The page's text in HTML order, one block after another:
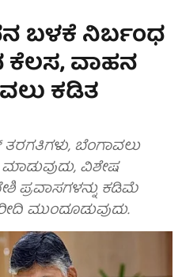
ಬಳಕೆ ನಿರ್ಬಂಧ
ವಾಹನ
ಕಡಿತ
ಬೆಂಗಾವಲು
ವಿಶೇಷ
ಪ್ರವಾಸಗಳನ್ನು ಕಡಿಮೆ
ಮುಂದೂಡುವುದು.